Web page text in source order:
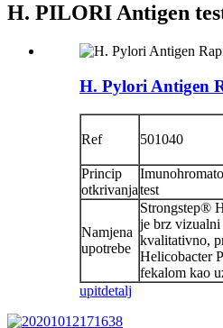
H. PILORI Antigen
H. Pylori Antigen
Ref 501040
Princip
otkrivanjatest
Namjena
upotrebe
Strongstep®
je brz
kvalitativno,
Helicobacter
fekalom kao
upitdetalj